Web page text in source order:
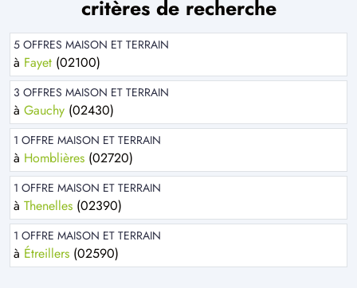
critères de recherche
5 OFFRES MAISON ET TERRAIN
à Fayet (02100)
3 OFFRES MAISON ET TERRAIN
à Gauchy (02430)
1 OFFRE MAISON ET TERRAIN
à Homblières (02720)
1 OFFRE MAISON ET TERRAIN
à Thenelles (02390)
1 OFFRE MAISON ET TERRAIN
à Étreillers (02590)